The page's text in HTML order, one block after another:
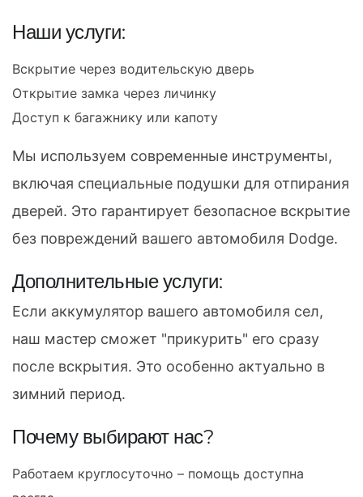
Наши услуги:
Вскрытие через водительскую дверь
Открытие замка через личинку
Доступ к багажнику или капоту
Мы используем современные инструменты,
включая специальные подушки для отпирания
дверей. Это гарантирует безопасное вскрытие
без повреждений вашего автомобиля Dodge.
Дополнительные услуги:
Если аккумулятор вашего автомобиля сел,
наш мастер сможет "прикурить" его сразу
после вскрытия. Это особенно актуально в
зимний период.
Почему выбирают нас?
Работаем круглосуточно – помощь доступна